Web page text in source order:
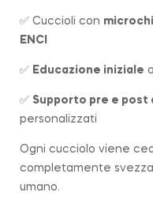
✅ Cuccioli con
ENCI
✅ Educazione iniziale
✅ Supporto pre e post
personalizzati
Ogni cucciolo viene
completamente
umano.